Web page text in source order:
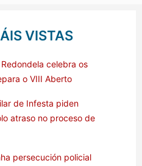
VISTAS
celebra os
o VIII Aberto
de Infesta piden
atraso no proceso de
persecución policial